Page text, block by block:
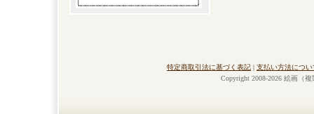
特定商取引法に基づく表記 | 支払い方法につい
Copyright 2008-2026 絵画（